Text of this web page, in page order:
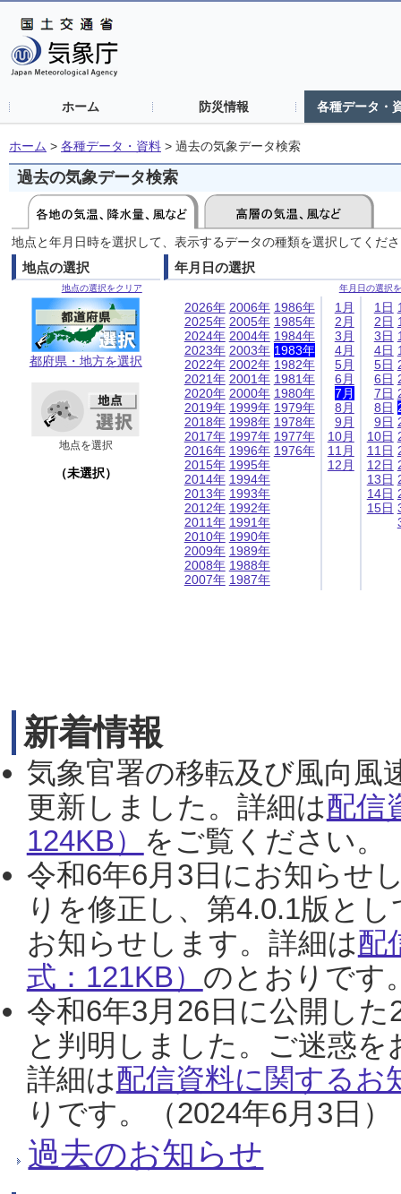
ホーム 防災情報 各種データ・
ホーム > 各種データ・資料 > 過去の気象データ検索
過去の気象データ検索
地点と年月日時を選択して、表示するデータの種類を選択してくだ
地点の選択
地点の選択をクリア
都府県・地方を選択
地点を選択
（未選択）
年月日の選択
年月日の選択
2026年
2025年
2024年
2023年
2022年
2021年
2020年
2019年
2018年
2017年
2016年
2015年
2014年
2013年
2012年
2011年
2010年
2009年
2008年
2007年
2006年
2005年
2004年
2003年
2002年
2001年
2000年
1999年
1998年
1997年
1996年
1995年
1994年
1993年
1992年
1991年
1990年
1989年
1988年
1987年
1986年
1985年
1984年
1983年
1982年
1981年
1980年
1979年
1978年
1977年
1976年
1月
2月
3月
4月
5月
6月
7月
8月
9月
10月
11月
12月
1日
2日
3日
4日
5日
6日
7日
8日
9日
10日
11日
12日
13日
14日
15日
新着情報
気象官署の移転及び風向風
更新しました。詳細は配信
124KB） をご覧ください。
令和6年6月3日にお知らせ
りを修正し、第4.0.1版と
お知らせします。詳細は配
式：121KB） のとおりです
令和6年3月26日に公開し
と判明しました。ご迷惑
詳細は配信資料に関するお
りです。（2024年6月3日）
過去のお知らせ